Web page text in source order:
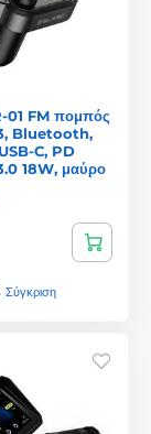
01 FM πομπός
Bluetooth,
C, PD
18W, μαύρο
Σύγκριση